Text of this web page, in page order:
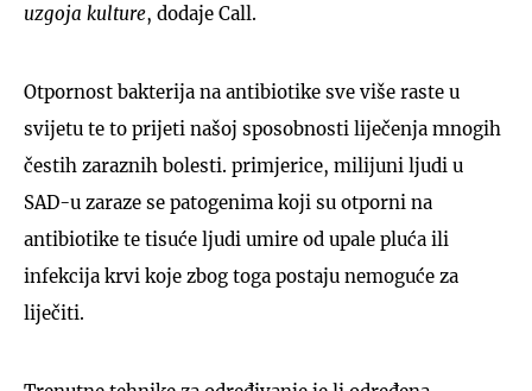
uzgoja kulture, dodaje Call.
Otpornost bakterija na antibiotike sve više raste u
svijetu te to prijeti našoj sposobnosti liječenja mnogih
čestih zaraznih bolesti. primjerice, milijuni ljudi u
SAD-u zaraze se patogenima koji su otporni na
antibiotike te tisuće ljudi umire od upale pluća ili
infekcija krvi koje zbog toga postaju nemoguće za
liječiti.